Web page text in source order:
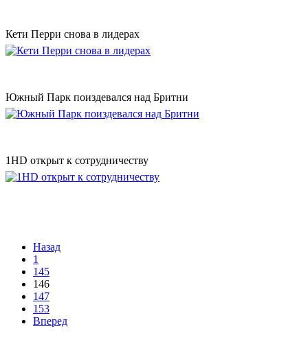
Кети Перри снова в лидерах
Южный Парк поиздевался над Бритни
1HD открыт к сотрудничеству
Назад
1
145
146
147
153
Вперед